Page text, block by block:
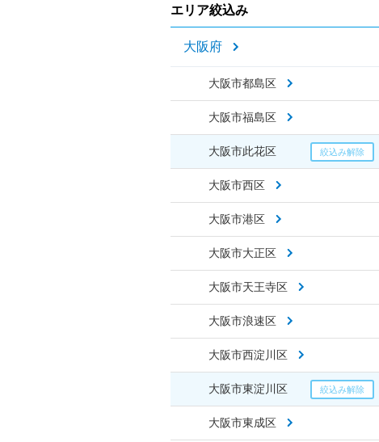
エリア絞込み
大阪府
大阪市都島区
大阪市福島区
大阪市此花区
大阪市西区
大阪市港区
大阪市大正区
大阪市天王寺区
大阪市浪速区
大阪市西淀川区
大阪市東淀川区
大阪市東成区